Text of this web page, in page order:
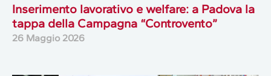
Inserimento lavorativo e welfare: a Padova la
tappa della Campagna “Controvento”
26 Maggio 2026